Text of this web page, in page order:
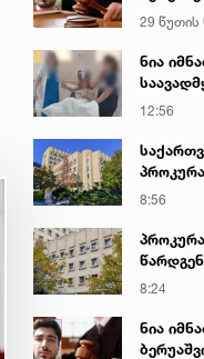
29 წუთის
ნია
12:56
8:56
ფაქტზე
8:24
ნია